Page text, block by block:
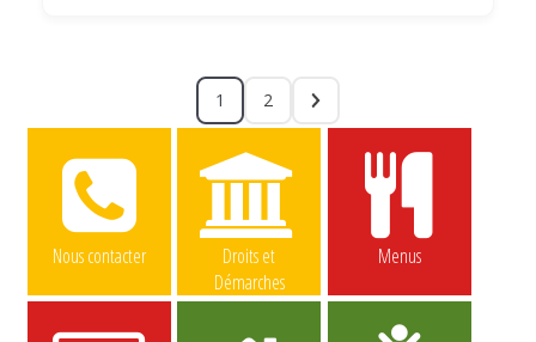
1 2
Nous contacter
Droits et
Démarches
Menus